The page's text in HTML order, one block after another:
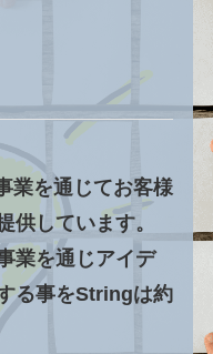
業を通じてお客様
供しています。
業を通じアイデ
る事をStringは約